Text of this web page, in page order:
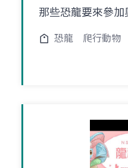
那些恐龍要來參加
恐龍 爬行動物